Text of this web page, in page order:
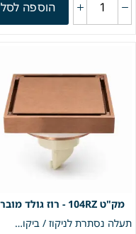
הוספה לסל
104RZ - רוז גולד מוברש
תעלה נסתרת לניקוז / ביקורת דגם "סקוואר" | 10/10 | פטנט חוסם ריחות וחרקים | רוז גולד מוברש | מק"ט 104RZ